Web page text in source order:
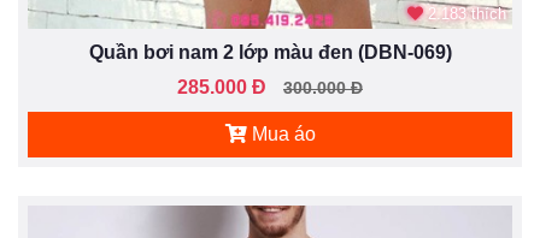
2.183 thích
Quần bơi nam 2 lớp màu đen (DBN-069)
285.000 Đ
300.000 Đ
Mua áo